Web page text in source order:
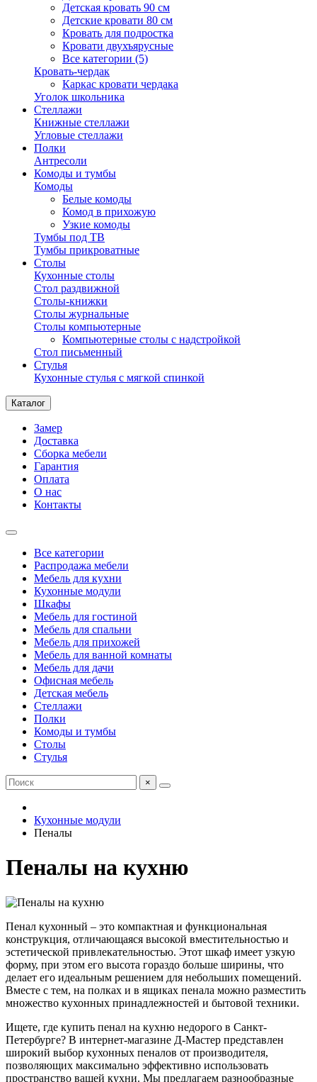
Детская кровать 90 см
Детские кровати 80 см
Кровать для подростка
Кровати двухъярусные
Все категории (5)
Кровать-чердак
Каркас кровати чердака
Уголок школьника
Стеллажи
Книжные стеллажи
Угловые стеллажи
Полки
Антресоли
Комоды и тумбы
Комоды
Белые комоды
Комод в прихожую
Узкие комоды
Тумбы под ТВ
Тумбы прикроватные
Столы
Кухонные столы
Стол раздвижной
Столы-книжки
Столы журнальные
Столы компьютерные
Компьютерные столы с надстройкой
Стол письменный
Стулья
Кухонные стулья с мягкой спинкой
Каталог
Замер
Доставка
Сборка мебели
Гарантия
Оплата
О нас
Контакты
Все категории
Распродажа мебели
Мебель для кухни
Кухонные модули
Шкафы
Мебель для гостиной
Мебель для спальни
Мебель для прихожей
Мебель для ванной комнаты
Мебель для дачи
Офисная мебель
Детская мебель
Стеллажи
Полки
Комоды и тумбы
Столы
Стулья
×
Кухонные модули
Пеналы
Пеналы на кухню
Пенал кухонный – это компактная и функциональная
конструкция, отличающаяся высокой вместительностью и
эстетической привлекательностью. Этот шкаф имеет узкую
форму, при этом его высота гораздо больше ширины, что
делает его идеальным решением для небольших помещений.
Вместе с тем, на полках и в ящиках пенала можно разместить
множество кухонных принадлежностей и бытовой техники.
Ищете, где купить пенал на кухню недорого в Санкт-
Петербурге? В интернет-магазине Д-Мастер представлен
широкий выбор кухонных пеналов от производителя,
позволяющих максимально эффективно использовать
пространство вашей кухни. Мы предлагаем разнообразные